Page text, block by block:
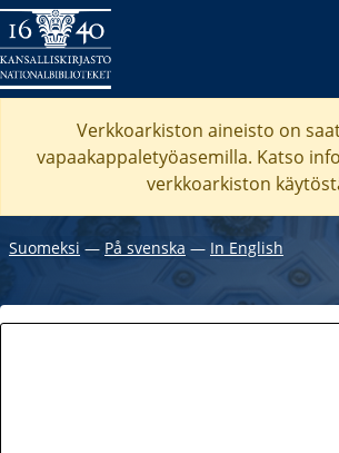
Verkkoarkiston aineisto on
vapaakappaletyöasemilla. Katso
verkkoarkiston
Suomeksi ― På svenska ― In English